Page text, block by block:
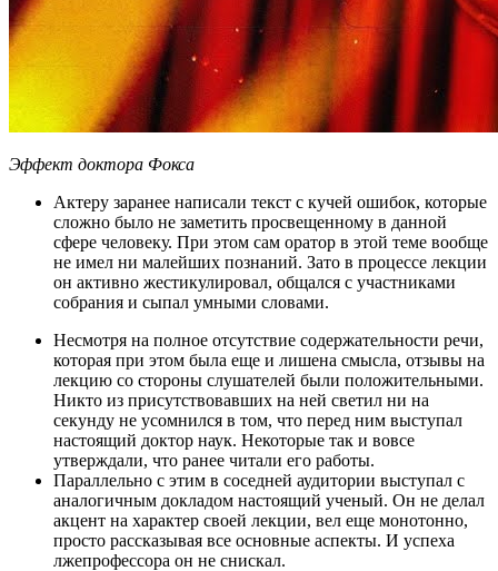
Эффект доктора Фокса
Актеру заранее написали текст с кучей ошибок, которые
сложно было не заметить просвещенному в данной
сфере человеку. При этом сам оратор в этой теме вообще
не имел ни малейших познаний. Зато в процессе лекции
он активно жестикулировал, общался с участниками
собрания и сыпал умными словами.
Несмотря на полное отсутствие содержательности речи,
которая при этом была еще и лишена смысла, отзывы на
лекцию со стороны слушателей были положительными.
Никто из присутствовавших на ней светил ни на
секунду не усомнился в том, что перед ним выступал
настоящий доктор наук. Некоторые так и вовсе
утверждали, что ранее читали его работы.
Параллельно с этим в соседней аудитории выступал с
аналогичным докладом настоящий ученый. Он не делал
акцент на характер своей лекции, вел еще монотонно,
просто рассказывая все основные аспекты. И успеха
лжепрофессора он не снискал.